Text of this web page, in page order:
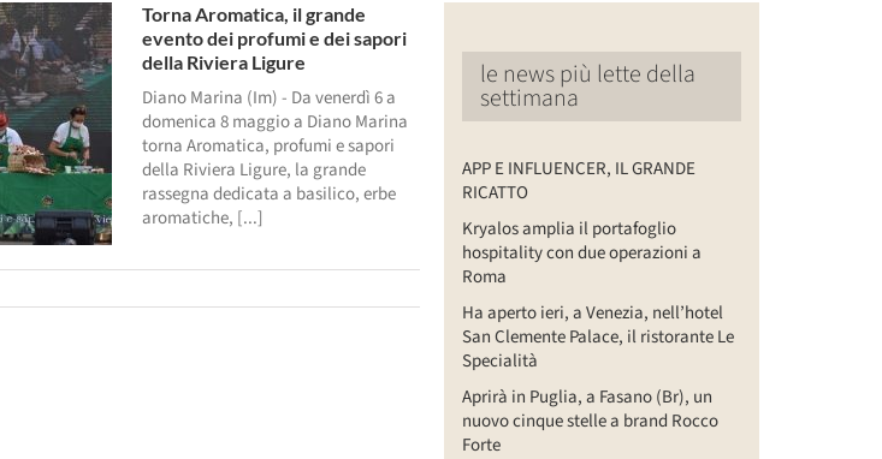
Torna Aromatica, il grande
evento dei profumi e dei sapori
della Riviera Ligure
Diano Marina (Im) - Da venerdì 6 a
domenica 8 maggio a Diano Marina
torna Aromatica, profumi e sapori
della Riviera Ligure, la grande
rassegna dedicata a basilico, erbe
aromatiche, [...]
le news più lette della
settimana
APP E INFLUENCER, IL GRANDE
RICATTO
Kryalos amplia il portafoglio
hospitality con due operazioni a
Roma
Ha aperto ieri, a Venezia, nell’hotel
San Clemente Palace, il ristorante Le
Specialità
Aprirà in Puglia, a Fasano (Br), un
nuovo cinque stelle a brand Rocco
Forte